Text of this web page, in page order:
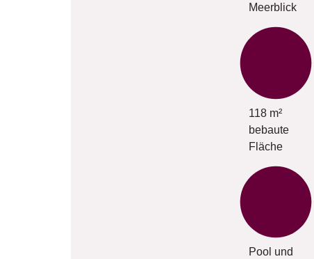
Meerblick
118 m²
bebaute
Fläche
Pool und